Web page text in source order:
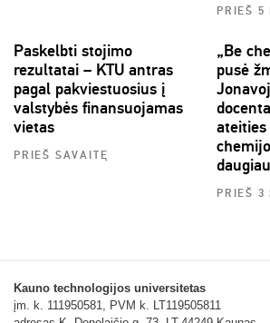
PRIEŠ 5
Paskelbti stojimo
rezultatai – KTU antras
pagal pakviestuosius į
valstybės finansuojamas
vietas
PRIEŠ SAVAITĘ
„Be
pusė
daugiau
PRIEŠ 3
Kauno technologijos universitetas
įm. k. 111950581, PVM k. LT119505811